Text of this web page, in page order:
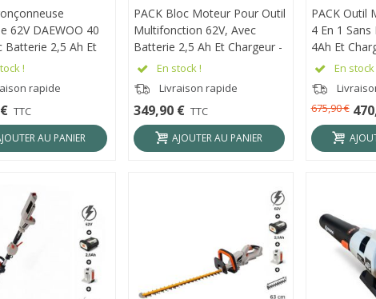
62V DAEWOO 40
Batterie 2,5 Ah Et
- DALCS62BL-16
!
rapide
TTC
AU PANIER
PACK Bloc Moteur Pour Outil
Multifonction 62V, Avec
Batterie 2,5 Ah Et Chargeur -
DAEWOO DALMT62BL
En stock !
Livraison rapide
349,90 € TTC
AJOUTER AU PANIER
PACK Outil
4 En 1
4Ah Et
En stock
675,90 €